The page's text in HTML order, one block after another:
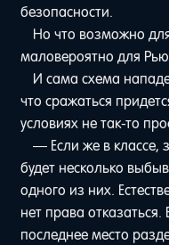
безопасности.
Но что возможно
маловероятно для
И сама схема
что сражаться
условиях не так-то
— Если же в классе,
будет несколько
одного из них.
нет права отказаться.
последнее место